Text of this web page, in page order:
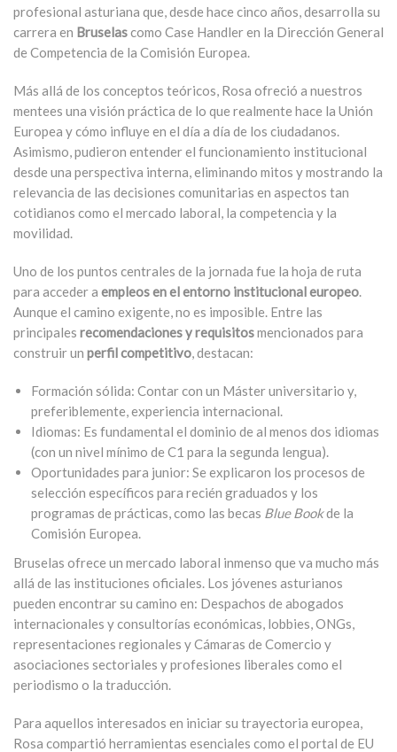
profesional asturiana que, desde hace cinco años, desarrolla su
carrera en Bruselascomo Case Handler en la Dirección General
de Competencia de la Comisión Europea.
Más allá de los conceptos teóricos, Rosa ofreció a nuestros
mentees una visión práctica de lo que realmente hace la Unión
Europea y cómo influye en el día a día de los ciudadanos.
Asimismo, pudieron entender el funcionamiento institucional
desde una perspectiva interna, eliminando mitos y mostrando la
relevancia de las decisiones comunitarias en aspectos tan
cotidianos como el mercado laboral, la competencia y la
movilidad.
Uno de los puntos centrales de la jornada fue la hoja de ruta
para acceder a empleos en el entorno institucional europeo.
Aunque el camino exigente, no es imposible. Entre las
principales recomendaciones y requisitosmencionados para
construir un perfil competitivo, destacan:
Formación sólida: Contar con un Máster universitario y,
preferiblemente, experiencia internacional.
Idiomas: Es fundamental el dominio de al menos dos idiomas
(con un nivel mínimo de C1 para la segunda lengua).
Oportunidades para junior: Se explicaron los procesos de
selección específicos para recién graduados y los
programas de prácticas, como las becas Blue Bookde la
Comisión Europea.
Bruselas ofrece un mercado laboral inmenso que va mucho más
allá de las instituciones oficiales. Los jóvenes asturianos
pueden encontrar su camino en: Despachos de abogados
internacionales y consultorías económicas, lobbies, ONGs,
representaciones regionales y Cámaras de Comercio y
asociaciones sectoriales y profesiones liberales como el
periodismo o la traducción.
Para aquellos interesados en iniciar su trayectoria europea,
Rosa compartió herramientas esenciales como el portal de EU